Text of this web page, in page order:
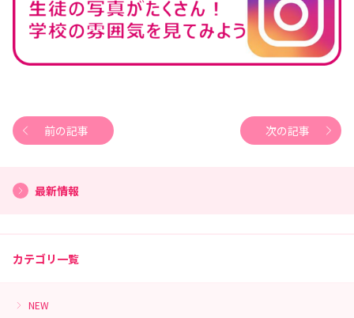
前の記事 次の記事
最新情報
カテゴリ一覧
NEW